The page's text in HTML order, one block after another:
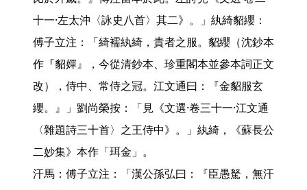
十一·左太沖〈詠史八首〉其二》。」紈綺貂纓：
傅子立注：「綺襦紈綺，貴者之服。貂纓（沈鈔本
作『貂嬋』，今從清鈔本、珍重閣本並參本詞正文
改），侍中、常侍之冠。江文通曰：『金貂服玄
纓。』」劉尚榮按：「見《文選·卷三十一·江文通
〈雜題詩三十首〉之王侍中》。」紈綺，《蘇長公
二妙集》本作「珥金」。
汗馬：傅子立注：「漢公孫弘曰：『臣愚駑，無汗